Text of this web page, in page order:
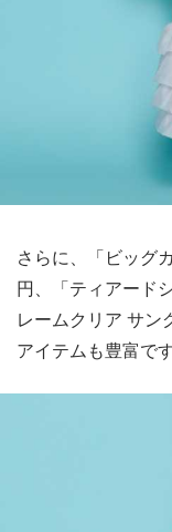
さらに、「ビッグ
円、「ティアード
レームクリア サン
アイテムも豊富です